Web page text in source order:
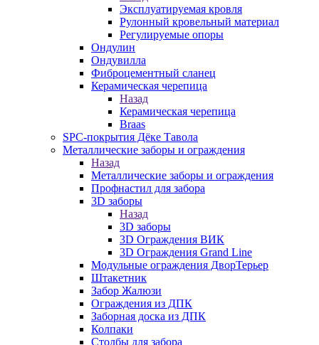
Эксплуатируемая кровля
Рулонный кровельный материал
Регулируемые опоры
Ондулин
Ондувилла
Фиброцементный сланец
Керамическая черепица
Назад
Керамическая черепица
Braas
SPC-покрытия Дёке Тавола
Металлические заборы и ограждения
Назад
Металлические заборы и ограждения
Профнастил для забора
3D заборы
Назад
3D заборы
3D Ограждения ВИК
3D Ограждения Grand Line
Модульные ограждения ДворТерьер
Штакетник
Забор Жалюзи
Ограждения из ДПК
Заборная доска из ДПК
Колпаки
Столбы для забора